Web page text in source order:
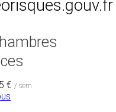
€ / sem